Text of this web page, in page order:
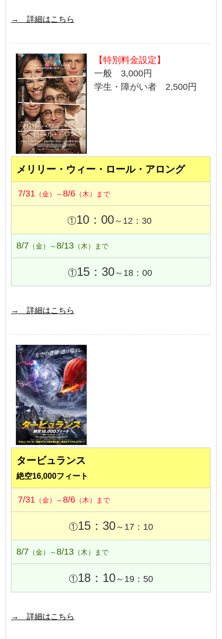
→ 詳細はこちら
【特別料金設定】
一般 3,000円
学生・障がい者 2,500円
メリリー・ウィー・ロール・アロング
7/31 （金）～8/6 （木）まで
①10：00～12：30
8/7 （金）～8/13 （木）まで
①15：30～18：00
→ 詳細はこちら
タービュランス
絶空16,000フィート
7/31 （金）～8/6 （木）まで
①15：30～17：10
8/7 （金）～8/13 （木）まで
①18：10～19：50
→ 詳細はこちら